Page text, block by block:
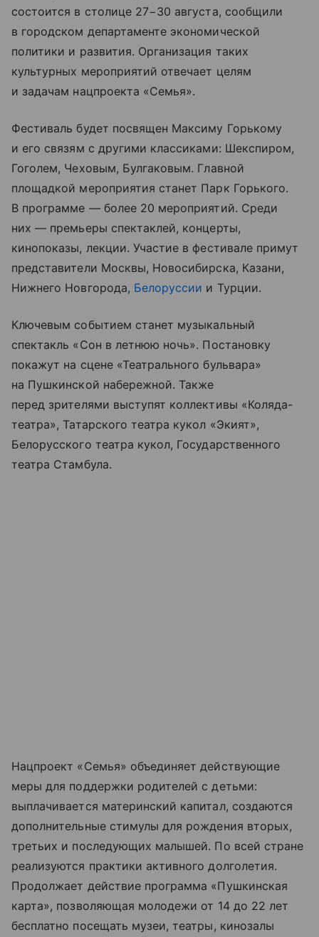
состоится в столице 27−30 августа, сообщили
в городском департаменте экономической
политики и развития. Организация таких
культурных мероприятий отвечает целям
и задачам нацпроекта «Семья».
Фестиваль будет посвящен Максиму Горькому
и его связям с другими классиками: Шекспиром,
Гоголем, Чеховым, Булгаковым. Главной
площадкой мероприятия станет Парк Горького.
В программе — более 20 мероприятий. Среди
них — премьеры спектаклей, концерты,
кинопоказы, лекции. Участие в фестивале примут
представители Москвы, Новосибирска, Казани,
Нижнего Новгорода, Белоруссии и Турции.
Ключевым событием станет музыкальный
спектакль «Сон в летнюю ночь». Постановку
покажут на сцене «Театрального бульвара»
на Пушкинской набережной. Также
перед зрителями выступят коллективы «Коляда-
театра», Татарского театра кукол «Экият»,
Белорусского театра кукол, Государственного
театра Стамбула.
Нацпроект «Семья» объединяет действующие
меры для поддержки родителей с детьми:
выплачивается материнский капитал, создаются
дополнительные стимулы для рождения вторых,
третьих и последующих малышей. По всей стране
реализуются практики активного долголетия.
Продолжает действие программа «Пушкинская
карта», позволяющая молодежи от 14 до 22 лет
бесплатно посещать музеи, театры, кинозалы